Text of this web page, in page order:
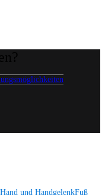
Hand und HandgelenkFuß